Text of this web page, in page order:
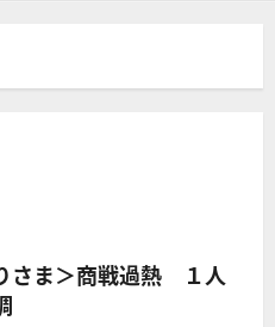
ま＞商戦過熱 １人